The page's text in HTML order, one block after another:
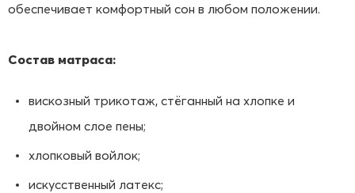
обеспечивает комфортный сон в любом положении.
Состав матраса:
вискозный трикотаж, стёганный на хлопке и
двойном слое пены;
хлопковый войлок;
искусственный латекс;